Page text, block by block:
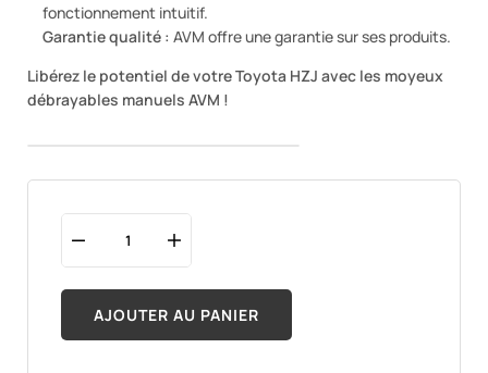
fonctionnement intuitif.
Garantie qualité : AVM offre une garantie sur ses produits.
Libérez le potentiel de votre Toyota HZJ avec les moyeux
débrayables manuels AVM !
AJOUTER AU PANIER